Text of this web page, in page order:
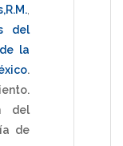
del
la
.
del
de